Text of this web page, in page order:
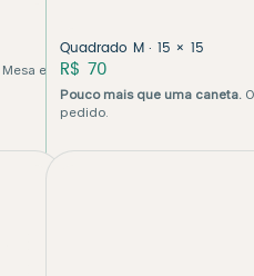
Mesa e
Quadrado M · 15 × 15
R$ 70
Pouco mais que uma caneta.
pedido.